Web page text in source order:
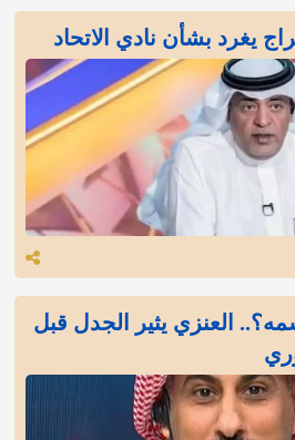
يغرد بشأن نادي الاتحاد
العنزي يثير الجدل قبل